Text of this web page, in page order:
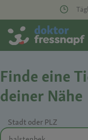
Finde eine
deiner Nähe
Stadt oder PLZ